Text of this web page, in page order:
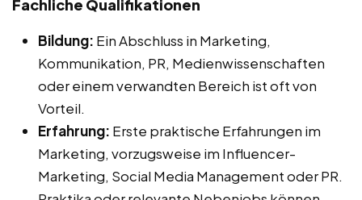
Fachliche Qualifikationen
Bildung: Ein Abschluss in Marketing,
Kommunikation, PR, Medienwissenschaften
oder einem verwandten Bereich ist oft von
Vorteil.
Erfahrung: Erste praktische Erfahrungen im
Marketing, vorzugsweise im Influencer-
Marketing, Social Media Management oder PR.